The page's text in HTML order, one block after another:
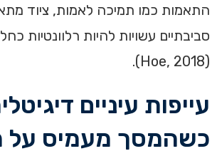
התאמות כמו תמיכה לאמות, ציוד
סביבתיים עשויות להיות רלוונטיות
(Hoe, 2018).
עייפות עיניים
כשהמסך מעמיס על